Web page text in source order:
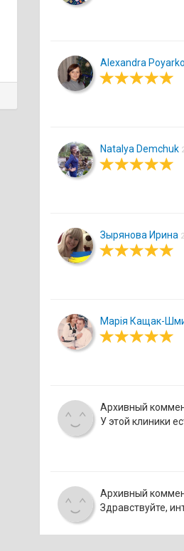
Alexandra
Natalya Demchuk
Зырянова Ирина
Марія Кащак-
Архивный
У этой клиники
Архивный
Здравствуйте,